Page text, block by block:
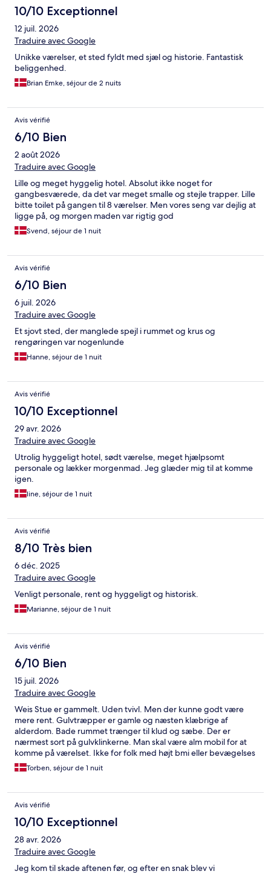
10/10 Exceptionnel
12 juil. 2026
Traduire avec Google
Unikke værelser, et sted fyldt med sjæl og historie. Fantastisk
beliggenhed.
Brian Emke, séjour de 2 nuits
Avis vérifié
6/10 Bien
2 août 2026
Traduire avec Google
Lille og meget hyggelig hotel. Absolut ikke noget for
gangbesværede, da det var meget smalle og stejle trapper. Lille
bitte toilet på gangen til 8 værelser. Men vores seng var dejlig at
ligge på, og morgen maden var rigtig god
Svend, séjour de 1 nuit
Avis vérifié
6/10 Bien
6 juil. 2026
Traduire avec Google
Et sjovt sted, der manglede spejl i rummet og krus og
rengøringen var nogenlunde
Hanne, séjour de 1 nuit
Avis vérifié
10/10 Exceptionnel
29 avr. 2026
Traduire avec Google
Utrolig hyggeligt hotel, sødt værelse, meget hjælpsomt
personale og lækker morgenmad. Jeg glæder mig til at komme
igen.
line, séjour de 1 nuit
Avis vérifié
8/10 Très bien
6 déc. 2025
Traduire avec Google
Venligt personale, rent og hyggeligt og historisk.
Marianne, séjour de 1 nuit
Avis vérifié
6/10 Bien
15 juil. 2026
Traduire avec Google
Weis Stue er gammelt. Uden tvivl. Men der kunne godt være
mere rent. Gulvtræpper er gamle og næsten klæbrige af
alderdom. Bade rummet trænger til klud og sæbe. Der er
nærmest sort på gulvklinkerne. Man skal være alm mobil for at
komme på værelset. Ikke for folk med højt bmi eller bevægelses
besvær. Her er meget lydt. Køkkenet støjer med potter, pander
og skraldespande. Så vær tålmodig til det lukker. Sjovt at bo der,
Torben, séjour de 1 nuit
Avis vérifié
10/10 Exceptionnel
28 avr. 2026
Traduire avec Google
Jeg kom til skade aftenen før, og efter en snak blev vi